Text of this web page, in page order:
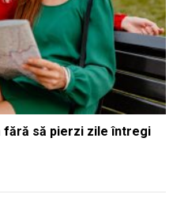
fără să pierzi zile întregi